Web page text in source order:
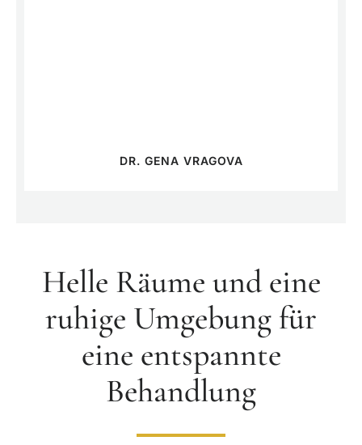
DR. GENA VRAGOVA
Helle Räume und eine
ruhige Umgebung für
eine entspannte
Behandlung